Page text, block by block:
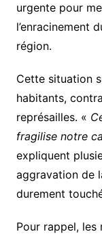
urgente pour
l’enracinement
région.
Cette situation
habitants,
représailles. «
fragilise notre
expliquent
aggravation de
durement
Pour rappel, les